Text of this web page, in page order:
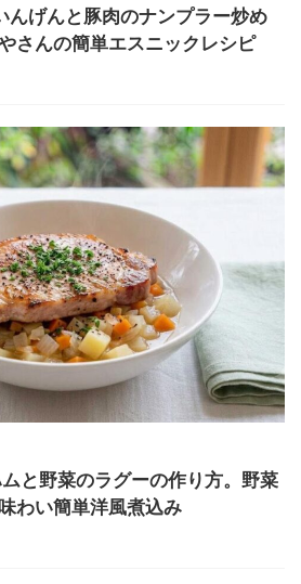
んげんと豚肉のナンプラー炒め
さんの簡単エスニックレシピ
ムと野菜のラグーの作り方。野菜
わい簡単洋風煮込み